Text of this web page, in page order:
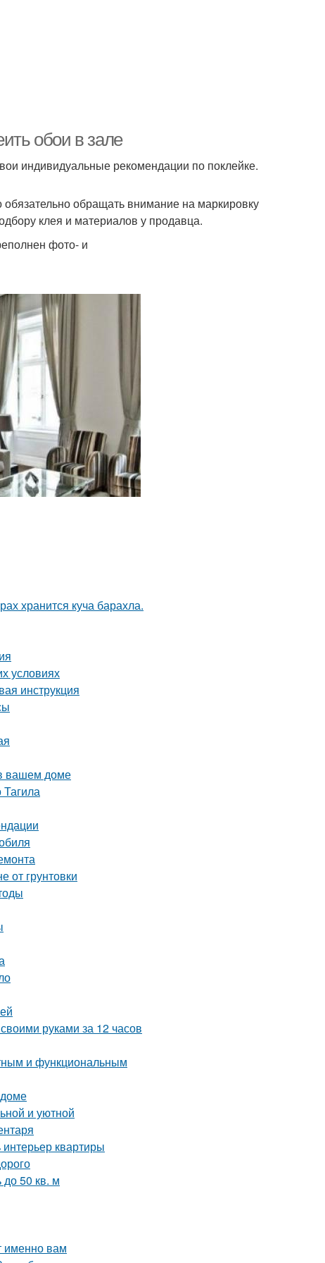
обои в зале
индивидуальные рекомендации по поклейке.
обращать внимание на маркировку
клея и материалов у продавца.
фото- и
хранится куча барахла.
условиях
инструкция
вашем доме
от грунтовки
руками за 12 часов
и функциональным
и уютной
квартиры
50 кв. м
именно вам